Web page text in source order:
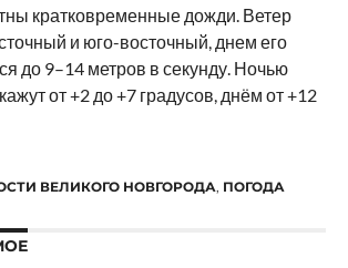
кратковременные дожди. Ветер
и юго-восточный, днем его
до 9–14 метров в секунду. Ночью
от +2 до +7 градусов, днём от +12
ВЕЛИКОГО НОВГОРОДА, ПОГОДА